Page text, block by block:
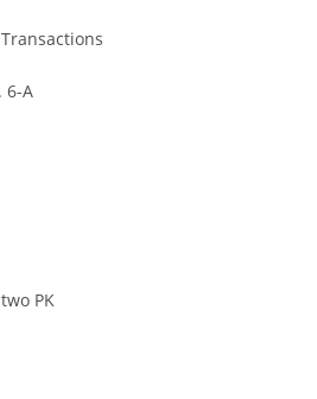
6-A
PK